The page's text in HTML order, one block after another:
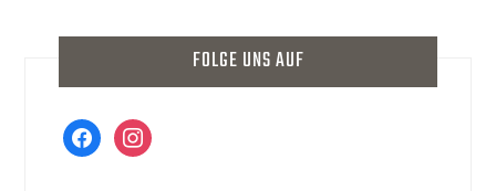
FOLGE UNS AUF
facebookinstagram